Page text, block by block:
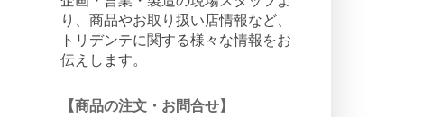
り、商品やお取り扱い店情報など、
トリデンテに関する様々な情報をお
伝えします。
【商品の注文・お問合せ】